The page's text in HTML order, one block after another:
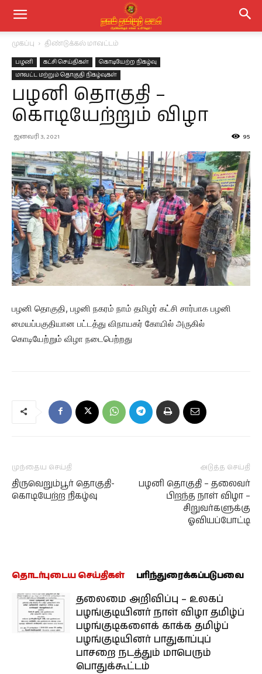
முகப்பு திண்டுக்கல் மாவட்டம்
பழனி கட்சி செய்திகள்
கொடியேற்ற நிகழ்வு
மாவட்ட மற்றும் தொகுதி நிகழ்வுகள்
பழனி தொகுதி –
கொடியேற்றும் விழா
ஜனவரி 3, 2021 95
பழனி தொகுதி, பழனி நகரம் நாம் தமிழர் கட்சி சார்பாக பழனி
மையப்பகுதியான பட்டத்து விநாயகர் கோயில் அருகில்
கொடியேற்றும் விழா நடைபெற்றது
முந்தைய செய்தி
திருவெறும்பூர் தொகுதி-
கொடியேற்ற நிகழ்வு
அடுத்த செய்தி
பழனி தொகுதி – தலைவர்
பிறந்த நாள் விழா –
சிறுவர்களுக்கு
ஓவியப்போட்டி
தொடர்புடைய செய்திகள் பரிந்துரைக்கப்படுபவை
தலைமை அறிவிப்பு – உலகப்
பழங்குடியினர் நாள் விழா தமிழ்ப்
பழங்குடிகளைக் காக்க தமிழ்ப்
பழங்குடியினர் பாதுகாப்புப்
பாசறை நடத்தும் மாபெரும்
பொதுக்கூட்டம்